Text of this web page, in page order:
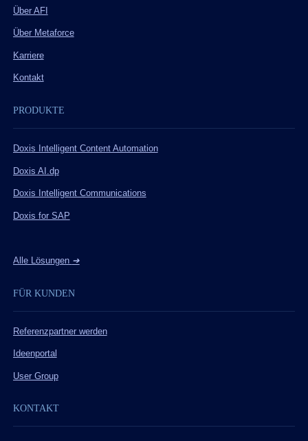
Über AFI
Über Metaforce
Karriere
Kontakt
PRODUKTE
Doxis Intelligent Content Automation
Doxis AI.dp
Doxis Intelligent Communications
Doxis for SAP
Alle Lösungen ➔
FÜR KUNDEN
Referenzpartner werden
Ideenportal
User Group
KONTAKT